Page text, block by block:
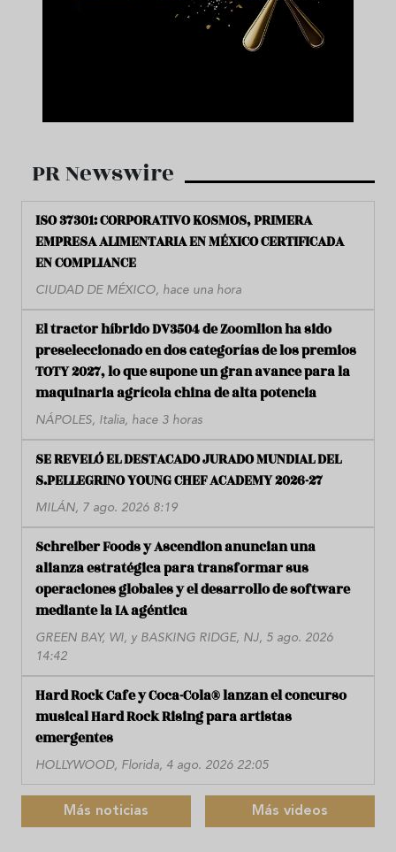
PR Newswire
ISO 37301: CORPORATIVO KOSMOS, PRIMERA
EMPRESA ALIMENTARIA EN MÉXICO CERTIFICADA
EN COMPLIANCE
CIUDAD DE MÉXICO, hace una hora
El tractor híbrido DV3504 de Zoomlion ha sido
preseleccionado en dos categorías de los premios
TOTY 2027, lo que supone un gran avance para la
maquinaria agrícola china de alta potencia
NÁPOLES, Italia, hace 3 horas
SE REVELÓ EL DESTACADO JURADO MUNDIAL DEL
S.PELLEGRINO YOUNG CHEF ACADEMY 2026-27
MILÁN, 7 ago. 2026 8:19
Schreiber Foods y Ascendion anuncian una
alianza estratégica para transformar sus
operaciones globales y el desarrollo de software
mediante la IA agéntica
GREEN BAY, WI, y BASKING RIDGE, NJ, 5 ago. 2026
14:42
Hard Rock Cafe y Coca-Cola® lanzan el concurso
musical Hard Rock Rising para artistas
emergentes
HOLLYWOOD, Florida, 4 ago. 2026 22:05
Más noticias Más videos